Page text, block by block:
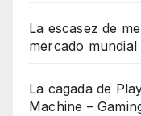
La escasez de
mercado mundial
La cagada de
Machine –